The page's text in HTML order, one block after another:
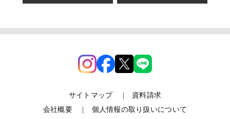
サイトマップ
資料請求
会社概要
個人情報の取り扱いについて